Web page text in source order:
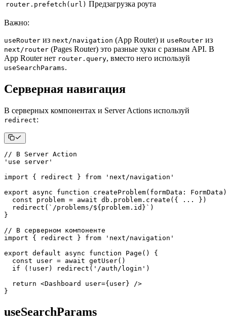
router.prefetch(url) Предзагрузка роута
Важно:
useRouter из next/navigation (App Router) и useRouter из
next/router (Pages Router) это разные хуки с разным API. В
App Router нет router.query, вместо него используй
useSearchParams.
Серверная навигация
В серверных компонентах и Server Actions используй
redirect:
// В Server Action
'use server'
import
{ redirect } from
'next/navigation'
export
async function createProblem( formData : FormData )
const problem = await db . problem . create ( { ... } )
redirect ( ` /problems/${ problem . id } ` )
}
// В серверном компоненте
import
{ redirect } from
'next/navigation'
export default async function Page ( )
{
const user = await getUser( )
if
( ! user) redirect ( '/auth/login' )
return <Dashboard user={ user}
/>
}
useSearchParams